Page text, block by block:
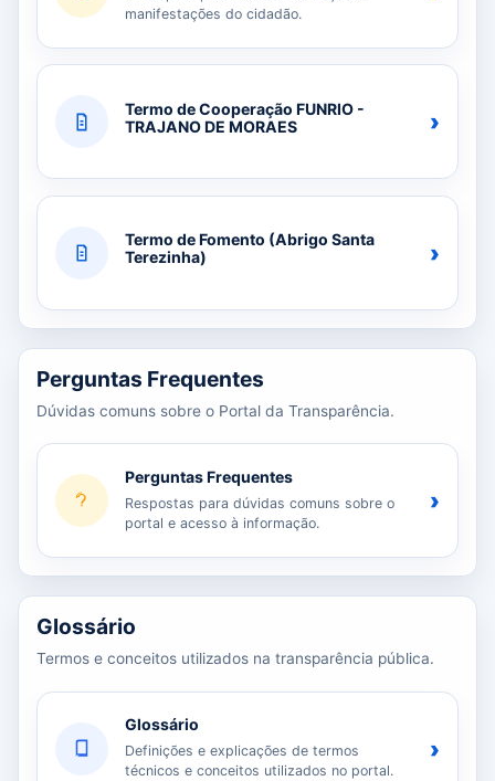
manifestações do cidadão.
Termo de Cooperação FUNRIO -
TRAJANO DE MORAES
›
Termo de Fomento (Abrigo Santa
Terezinha)
›
Perguntas Frequentes
Dúvidas comuns sobre o Portal da Transparência.
Perguntas Frequentes
Respostas para dúvidas comuns sobre o
portal e acesso à informação.
›
Glossário
Termos e conceitos utilizados na transparência pública.
Glossário
Definições e explicações de termos
técnicos e conceitos utilizados no portal.
›